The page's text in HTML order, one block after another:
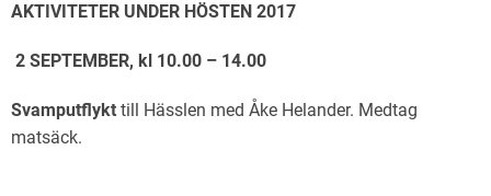
AKTIVITETER UNDER HÖSTEN 2017
2 SEPTEMBER, kl 10.00 – 14.00
Svamputflykt till Hässlen med Åke Helander. Medtag
matsäck.